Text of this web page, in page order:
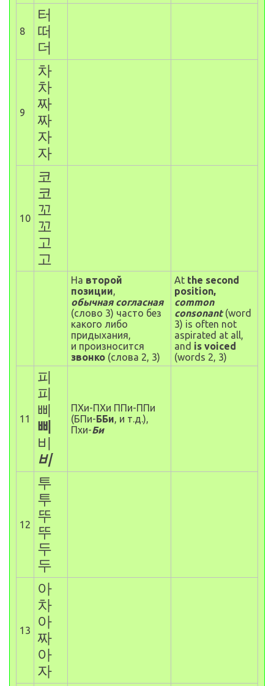
8
터
떠
더
9
차
차
짜
짜
자
자
10
코
코
꼬
꼬
고
고
На второй
позиции,
обычная согласная
(слово 3) часто без
какого либо
придыхания,
и произносится
звонко (слова 2, 3)
At the second
position,
common
consonant(word
3) is often not
aspirated at all,
and is voiced
(words 2, 3)
11
피
피
삐
삐
비
비
ПХи-ПХи ППи-ППи
(БПи-ББи, и т.д.),
Пхи-Би
12
투
투
뚜
뚜
두
두
13
아
차
아
짜
아
자